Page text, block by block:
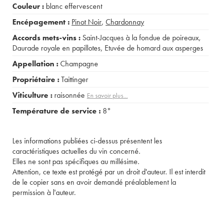
Couleur : blanc effervescent
Encépagement : Pinot Noir, Chardonnay
Accords mets-vins : Saint-Jacques à la fondue de poireaux,
Daurade royale en papillotes, Etuvée de homard aux asperges
Appellation :Champagne
Propriétaire :Taittinger
Viticulture : raisonnée En savoir plus...
Température de service : 8°
Les informations publiées ci-dessus présentent les
caractéristiques actuelles du vin concerné.
Elles ne sont pas spécifiques au millésime.
Attention, ce texte est protégé par un droit d'auteur. Il est interdit
de le copier sans en avoir demandé préalablement la
permission à l'auteur.